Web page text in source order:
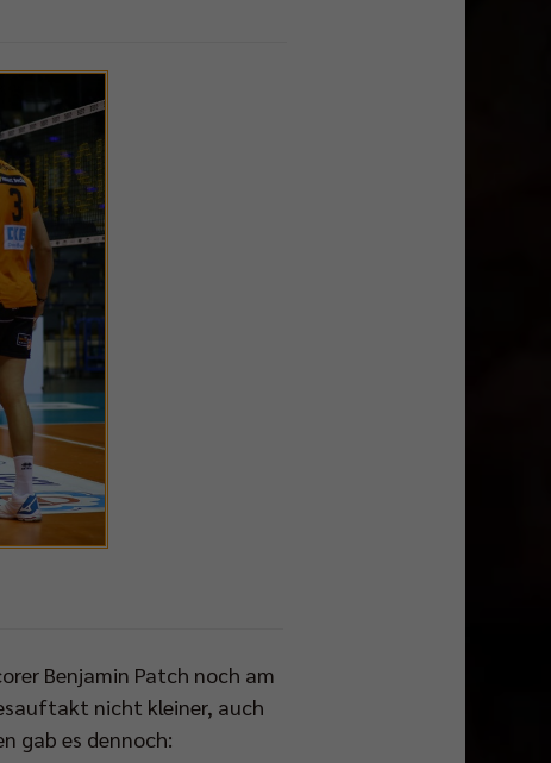
Benjamin Patch noch am
nicht kleiner, auch
gab es dennoch: